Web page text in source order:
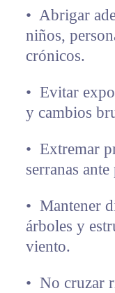
•⁠ ⁠Abrigar
niños,
crónicos.
•⁠ ⁠Evitar
y cambios
•⁠ ⁠Extremar
serranas
•⁠ ⁠Mantener
árboles y
viento.
•⁠ ⁠No cruzar